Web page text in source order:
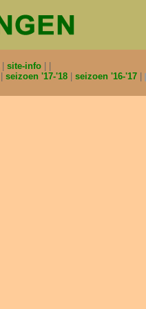
site-info
seizoen '17-'18
seizoen '16-'17